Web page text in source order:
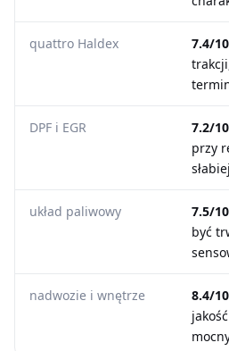
quattro Haldex 7.4/10
DPF i EGR 7.2/10
przy
układ paliwowy 7.5/10
być
nadwozie i wnętrze 8.4/10